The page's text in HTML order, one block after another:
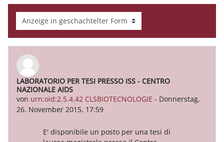
Anzeigemodus
LABORATORIO PER TESI PRESSO ISS - CENTRO
NAZIONALE AIDS
von urn:oid:2.5.4.42 CLSBIOTECNOLOGIE - Donnerstag,
26. November 2015, 17:59
Anzahl Antworten: 0
E' disponibile un posto per una tesi di